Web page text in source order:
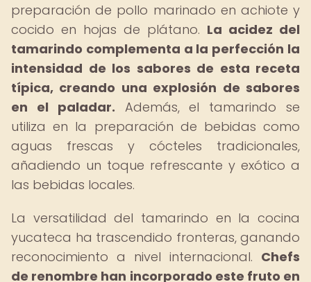
preparación de pollo marinado en achiote y
cocido en hojas de plátano. La acidez del
tamarindo complementa a la perfección la
intensidad de los sabores de esta receta
típica, creando una explosión de sabores
en el paladar. Además, el tamarindo se
utiliza en la preparación de bebidas como
aguas frescas y cócteles tradicionales,
añadiendo un toque refrescante y exótico a
las bebidas locales.
La versatilidad del tamarindo en la cocina
yucateca ha trascendido fronteras, ganando
reconocimiento a nivel internacional. Chefs
de renombre han incorporado este fruto en